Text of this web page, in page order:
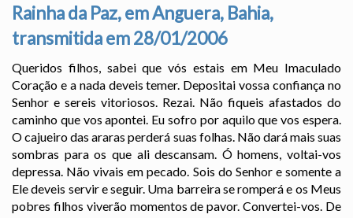
Rainha da Paz, em Anguera, Bahia,
transmitida em 28/01/2006
Queridos filhos, sabei que vós estais em Meu Imaculado
Coração e a nada deveis temer. Depositai vossa confiança no
Senhor e sereis vitoriosos. Rezai. Não fiqueis afastados do
caminho que vos apontei. Eu sofro por aquilo que vos espera.
O cajueiro das araras perderá suas folhas. Não dará mais suas
sombras para os que ali descansam. Ó homens, voltai-vos
depressa. Não vivais em pecado. Sois do Senhor e somente a
Ele deveis servir e seguir. Uma barreira se romperá e os Meus
pobres filhos viverão momentos de pavor. Convertei-vos. De